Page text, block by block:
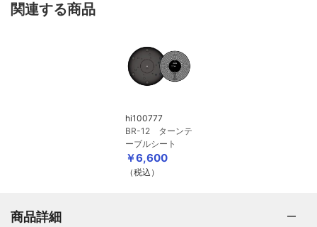
関連する商品
hi100777
BR-12 ターンテ
ーブルシート
￥6,600
（税込）
商品詳細